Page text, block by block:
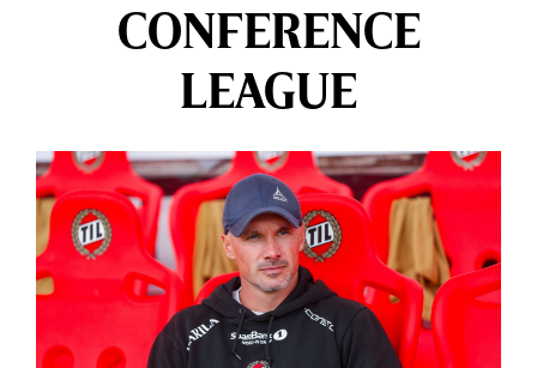
CONFERENCE
LEAGUE